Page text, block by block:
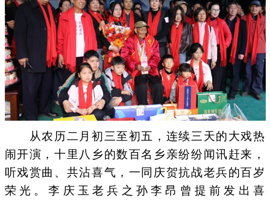
从农历二月初三至初五，连续三天的大戏热
闹开演，十里八乡的数百名乡亲纷纷闻讯赶来，
听戏赏曲、共沾喜气，一同庆贺抗战老兵的百岁
荣光。李庆玉老兵之孙李昂曾提前发出喜